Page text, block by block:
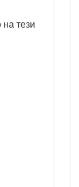
тези